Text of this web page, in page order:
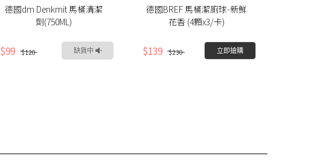
德國dm Denkmit 馬桶清潔
劑(750ML)
$99 $120 缺貨中
德國BREF 馬桶潔廁球-新鮮
花香 (4顆x3/卡)
$139 $230 立即搶購